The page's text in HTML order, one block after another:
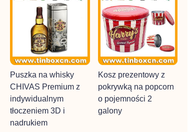
Puszka na whisky
CHIVAS Premium z
indywidualnym
tłoczeniem 3D i
nadrukiem
Kosz prezentowy z
pokrywką na popcorn
o pojemności 2
galony